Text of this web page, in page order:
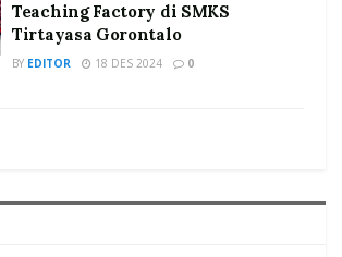
Teaching Factory di SMKS
Tirtayasa Gorontalo
BY EDITOR 18 DES 2024 0